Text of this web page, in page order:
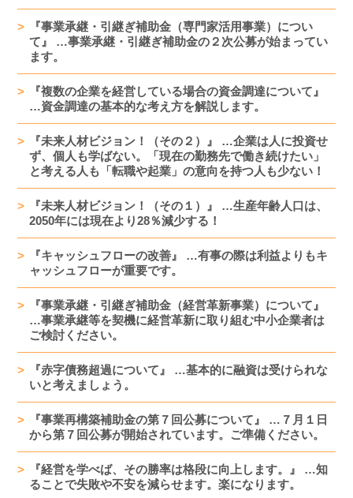
『事業承継・引継ぎ補助金（専門家活用事業）につい
て』 …事業承継・引継ぎ補助金の２次公募が始まってい
ます。
『複数の企業を経営している場合の資金調達について』
…資金調達の基本的な考え方を解説します。
『未来人材ビジョン！（その２）』 …企業は人に投資せ
ず、個人も学ばない。「現在の勤務先で働き続けたい」
と考える人も「転職や起業」の意向を持つ人も少ない！
『未来人材ビジョン！（その１）』 …生産年齢人口は、
2050年には現在より28％減少する！
『キャッシュフローの改善』 …有事の際は利益よりもキ
ャッシュフローが重要です。
『事業承継・引継ぎ補助金（経営革新事業）について』
…事業承継等を契機に経営革新に取り組む中小企業者は
ご検討ください。
『赤字債務超過について』 …基本的に融資は受けられな
いと考えましょう。
『事業再構築補助金の第７回公募について』 …７月１日
から第７回公募が開始されています。ご準備ください。
『経営を学べば、その勝率は格段に向上します。』 …知
ることで失敗や不安を減らせます。楽になります。